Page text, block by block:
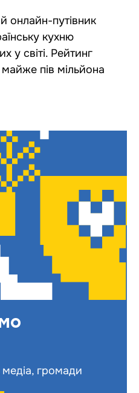
онлайн-путівник
кухню
у світі. Рейтинг
пів мільйона
громади